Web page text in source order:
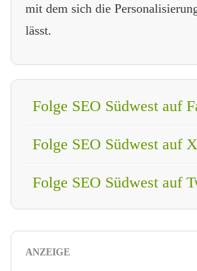
mit dem sich die
lässt.
Folge SEO Südwest auf
Folge SEO Südwest auf
Folge SEO Südwest auf
ANZEIGE